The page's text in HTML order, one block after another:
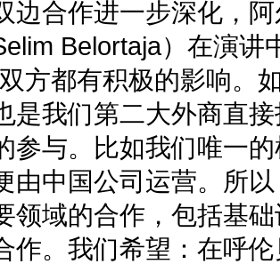
边合作进一步深化，
Belortaja）在演讲
方都有积极的影响。
是我们第二大外商直
参与。比如我们唯一
由中国公司运营。所
领域的合作，包括基
作。我们希望：在呼